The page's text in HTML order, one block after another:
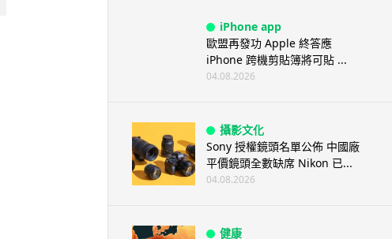
iPhone app
歐盟再發功 Apple 終答應
iPhone 跨機剪貼簿將可貼 ...
04.08.2026
攝影文化
Sony 授權鏡頭名單公佈 中國廠
平價鏡頭全數缺席 Nikon 已...
04.08.2026
健康